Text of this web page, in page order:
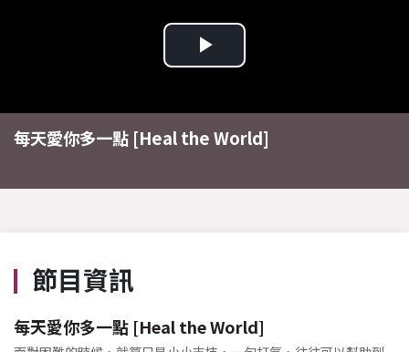
Play
Video
每天愛你多一點 [Heal the World]
節目資訊
每天愛你多一點 [Heal the World]